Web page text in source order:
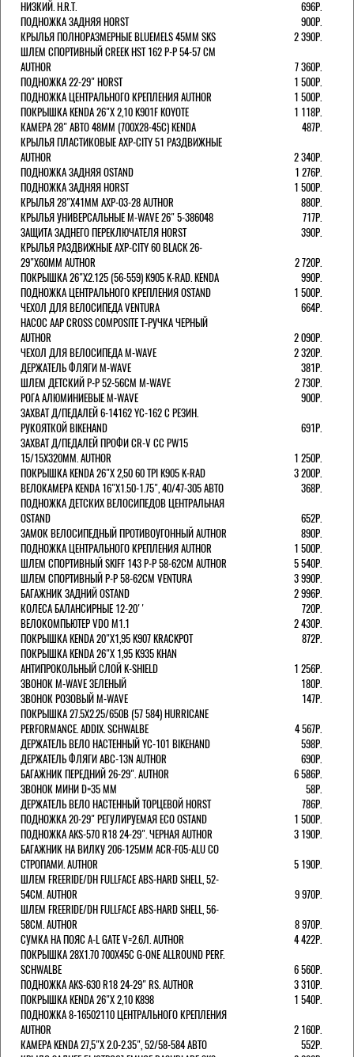
НИЗКИЙ. H.R.T.
696Р.
ПОДНОЖКА ЗАДНЯЯ HORST
900Р.
КРЫЛЬЯ ПОЛНОРАЗМЕРНЫЕ BLUEMELS 45MM SKS
2 390Р.
ШЛЕМ СПОРТИВНЫЙ CREEK HST 162 Р-Р 54-57 СМ
AUTHOR
7 360Р.
ПОДНОЖКА 22-29" HORST
1 500Р.
ПОДНОЖКА ЦЕНТРАЛЬНОГО КРЕПЛЕНИЯ AUTHOR
1 500Р.
ПОКРЫШКА KENDA 26"Х 2,10 K901F KOYOTE
1 118Р.
КАМЕРА 28" АВТО 48ММ (700Х28-45С) KENDA
487Р.
КРЫЛЬЯ ПЛАСТИКОВЫЕ AXP-CITY 51 РАЗДВИЖНЫЕ
AUTHOR
2 340Р.
ПОДНОЖКА ЗАДНЯЯ OSTAND
1 276Р.
ПОДНОЖКА ЗАДНЯЯ HORST
1 500Р.
КРЫЛЬЯ 28"Х41ММ AXP-03-28 AUTHOR
880Р.
КРЫЛЬЯ УНИВЕРСАЛЬНЫЕ M-WAVE 26" 5-386048
717Р.
ЗАЩИТА ЗАДНЕГО ПЕРЕКЛЮЧАТЕЛЯ HORST
390Р.
КРЫЛЬЯ РАЗДВИЖНЫЕ AXP-CITY 60 BLACK 26-
29"Х60ММ AUTHOR
2 720Р.
ПОКРЫШКА 26"Х2.125 (56-559) K905 K-RAD. KENDA
990Р.
ПОДНОЖКА ЦЕНТРАЛЬНОГО КРЕПЛЕНИЯ OSTAND
1 500Р.
ЧЕХОЛ ДЛЯ ВЕЛОСИПЕДА VENTURA
664Р.
НАСОС AAP CROSS COMPOSITE Т-РУЧКА ЧЕРНЫЙ
AUTHOR
2 090Р.
ЧЕХОЛ ДЛЯ ВЕЛОСИПЕДА M-WAVE
2 320Р.
ДЕРЖАТЕЛЬ ФЛЯГИ M-WAVE
381Р.
ШЛЕМ ДЕТСКИЙ Р-Р 52-56СМ M-WAVE
2 730Р.
РОГА АЛЮМИНИЕВЫЕ M-WAVE
900Р.
ЗАХВАТ Д/ПЕДАЛЕЙ 6-14162 YC-162 С РЕЗИН.
РУКОЯТКОЙ BIKEHAND
691Р.
ЗАХВАТ Д/ПЕДАЛЕЙ ПРОФИ CR-V CC PW15
15/15X320ММ. AUTHOR
1 250Р.
ПОКРЫШКА KENDA 26"Х 2,50 60 TPI K905 K-RAD
3 200Р.
ВЕЛОКАМЕРА KENDA 16"Х1.50-1.75", 40/47-305 АВТО
368Р.
ПОДНОЖКА ДЕТСКИХ ВЕЛОСИПЕДОВ ЦЕНТРАЛЬНАЯ
OSTAND
652Р.
ЗАМОК ВЕЛОСИПЕДНЫЙ ПРОТИВОУГОННЫЙ AUTHOR
890Р.
ПОДНОЖКА ЦЕНТРАЛЬНОГО КРЕПЛЕНИЯ AUTHOR
1 500Р.
ШЛЕМ СПОРТИВНЫЙ SKIFF 143 Р-Р 58-62СМ AUTHOR
5 540Р.
ШЛЕМ СПОРТИВНЫЙ Р-Р 58-62СМ VENTURA
3 990Р.
БАГАЖНИК ЗАДНИЙ OSTAND
2 996Р.
КОЛЕСА БАЛАНСИРНЫЕ 12-20''
720Р.
ВЕЛОКОМПЬЮТЕР VDO M1.1
2 430Р.
ПОКРЫШКА KENDA 20"Х1,95 K907 KRACKPOT
872Р.
ПОКРЫШКА KENDA 26"Х 1,95 K935 KHAN
АНТИПРОКОЛЬНЫЙ СЛОЙ K-SHIELD
1 256Р.
ЗВОНОК M-WAVE ЗЕЛЕНЫЙ
180Р.
ЗВОНОК РОЗОВЫЙ M-WAVE
147Р.
ПОКРЫШКА 27.5X2.25/650B (57 584) HURRICANE
PERFORMANCE. ADDIX. SCHWALBE
4 567Р.
ДЕРЖАТЕЛЬ ВЕЛО НАСТЕННЫЙ YC-101 BIKEHAND
598Р.
ДЕРЖАТЕЛЬ ФЛЯГИ ABC-13N AUTHOR
690Р.
БАГАЖНИК ПЕРЕДНИЙ 26-29". AUTHOR
6 586Р.
ЗВОНОК МИНИ D=35 ММ
58Р.
ДЕРЖАТЕЛЬ ВЕЛО НАСТЕННЫЙ ТОРЦЕВОЙ HORST
786Р.
ПОДНОЖКА 20-29" РЕГУЛИРУЕМАЯ ECO OSTAND
1 500Р.
ПОДНОЖКА AKS-570 R18 24-29". ЧЕРНАЯ AUTHOR
3 190Р.
БАГАЖНИК НА ВИЛКУ 206-125ММ ACR-F05-ALU СО
СТРОПАМИ. AUTHOR
5 190Р.
ШЛЕМ FREERIDE/DH FULLFACE ABS-HARD SHELL, 52-
54СМ. AUTHOR
9 970Р.
ШЛЕМ FREERIDE/DH FULLFACE ABS-HARD SHELL, 56-
58СМ. AUTHOR
8 970Р.
СУМКА НА ПОЯС A-L GATE V=2.6Л. AUTHOR
4 422Р.
ПОКРЫШКА 28X1.70 700X45C G-ONE ALLROUND PERF.
SCHWALBE
6 560Р.
ПОДНОЖКА AKS-630 R18 24-29" RS. AUTHOR
3 310Р.
ПОКРЫШКА KENDA 26"Х 2,10 K898
1 540Р.
ПОДНОЖКА 8-16502110 ЦЕНТРАЛЬНОГО КРЕПЛЕНИЯ
AUTHOR
2 160Р.
КАМЕРА KENDA 27,5"Х 2.0-2.35", 52/58-584 АВТО
552Р.